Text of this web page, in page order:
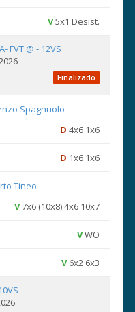
V5x1 Desist.
FVT @ - 12VS
Finalizado
Spagnuolo
D 4x6 1x6
D 1x6 1x6
Tineo
V7x6 (10x8) 4x6 10x7
VWO
V6x2 6x3